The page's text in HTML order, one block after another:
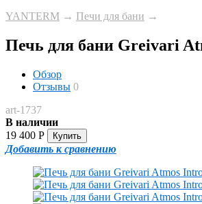
YANTERM → Печи для бани →
Печь для бани Greivari
Обзор
Отзывы 0
art-1737
В наличии
19 400 Р
Добавить к сравнению